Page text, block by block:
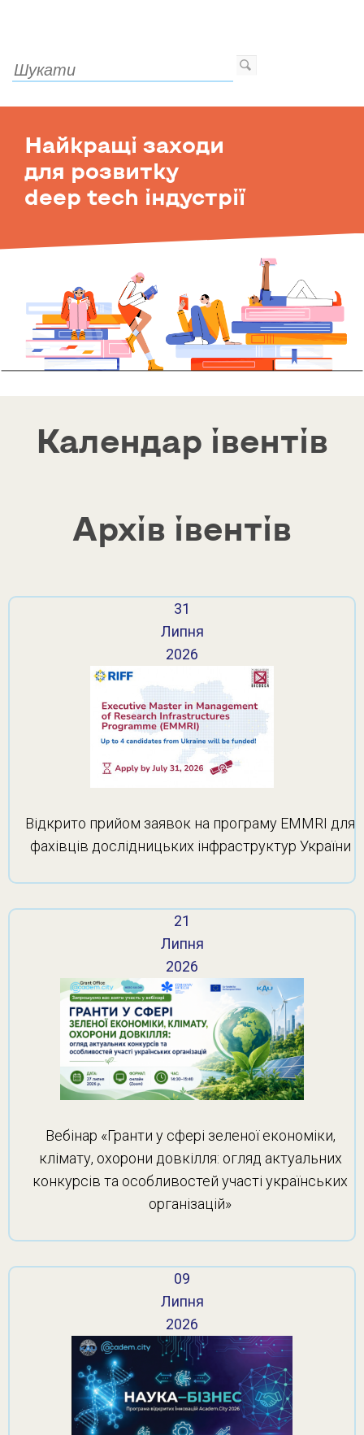
Найкращі заходи
для розвитку
deep tech індустрії
Календар івентів
Архів івентів
31
Липня
2026
Відкрито прийом заявок на програму EMMRI для
фахівців дослідницьких інфраструктур України
21
Липня
2026
Вебінар «Гранти у сфері зеленої економіки,
клімату, охорони довкілля: огляд актуальних
конкурсів та особливостей участі українських
організацій»
09
Липня
2026